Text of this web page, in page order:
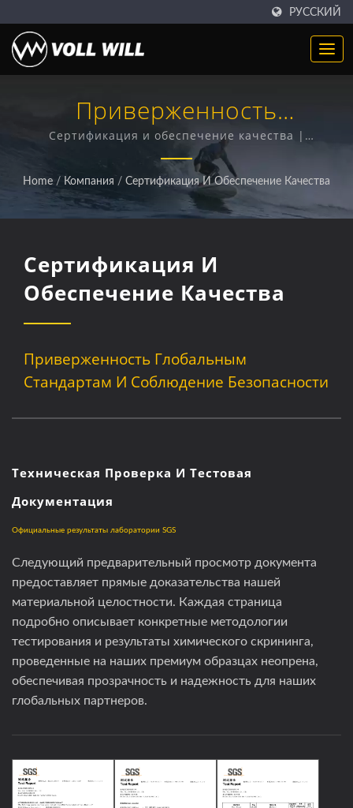
РУССКИЙ
Приверженность
Глобальным Стандартам И
Соблюдение Безопасности
| Производство
Неопрена | Эксперты По
Неопрена Для Водных
Видов Спорта, Медицины И
Промышленности
Сертификация и обеспечение качества |
индивидуальные решения из неопрена для
глобальных отраслей
Home / Компания / Сертификация И Обеспечение Качества
Сертификация И
Обеспечение Качества
Приверженность Глобальным
Стандартам И Соблюдение Безопасности
Техническая Проверка И Тестовая
Документация
Официальные результаты лаборатории SGS
Следующий предварительный просмотр документа
предоставляет прямые доказательства нашей
материальной целостности. Каждая страница
подробно описывает конкретные методологии
тестирования и результаты химического скрининга,
проведенные на наших премиум образцах неопрена,
обеспечивая прозрачность и надежность для наших
глобальных партнеров.